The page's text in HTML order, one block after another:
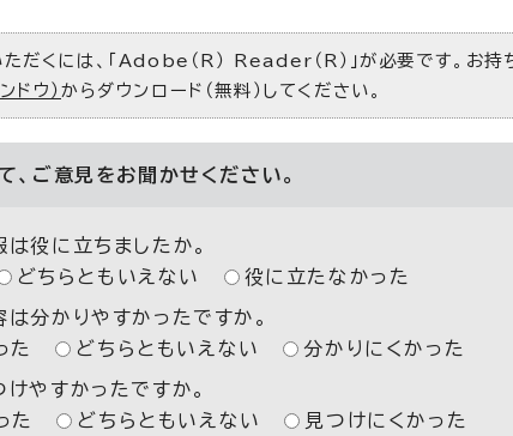
だくには、「Adobe（R） Reader（R）」が必要です。お持
ドウ）からダウンロード（無料）してください。
、ご意見をお聞かせください。
役に立ちましたか。
どちらともいえない 役に立たなかった
分かりやすかったですか。
た
どちらともいえない 分かりにくかった
やすかったですか。
た
どちらともいえない 見つけにくかった